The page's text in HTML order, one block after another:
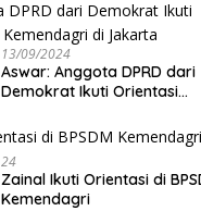
13/09/2024
Aswar: Anggota DPRD dari
Demokrat Ikuti Orientasi
24
Zainal Ikuti Orientasi di
Kemendagri